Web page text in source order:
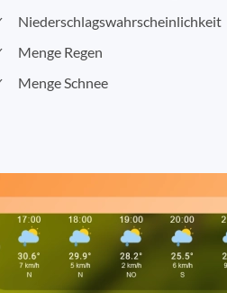
Niederschlagswahrscheinlichkeit
Menge Regen
Menge Schnee